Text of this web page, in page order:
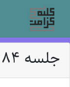
جلسه 1084 کلبه کرامت